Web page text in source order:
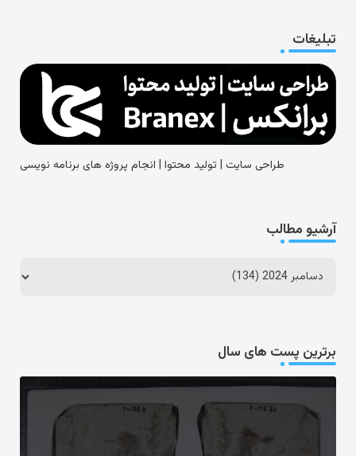
تبلیغات
طراحی سایت | تولید محتوا | انجام پروژه های برنامه نویسی
آرشیو مطالب
برترین پست های سال